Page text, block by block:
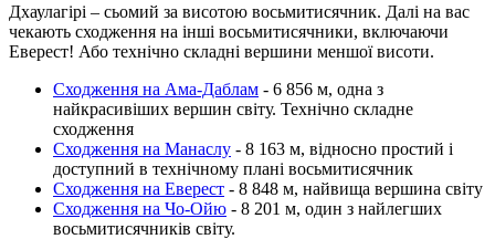
Дхаулагірі – сьомий за висотою восьмитисячник. Далі на вас
чекають сходження на інші восьмитисячники, включаючи
Еверест! Або технічно складні вершини меншої висоти.
Сходження на Ама-Даблам - 6 856 м, одна з
найкрасивіших вершин світу. Технічно складне
сходження
Сходження на Манаслу - 8 163 м, відносно простий і
доступний в технічному плані восьмитисячник
Сходження на Еверест - 8 848 м, найвища вершина світу
Сходження на Чо-Ойю - 8 201 м, один з найлегших
восьмитисячників світу.